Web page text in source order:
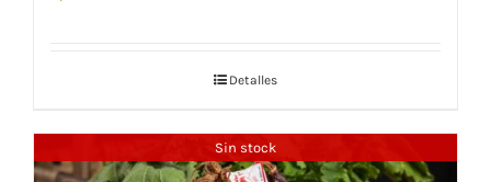
Detalles
Sin stock